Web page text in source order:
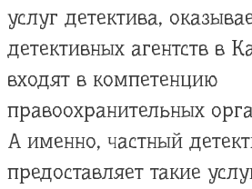
услуг детектива,
детективных агентств в
входят в компетенцию
правоохранительных
А именно, частный
предоставляет такие